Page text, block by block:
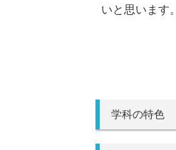
いと思います。
学科の特色